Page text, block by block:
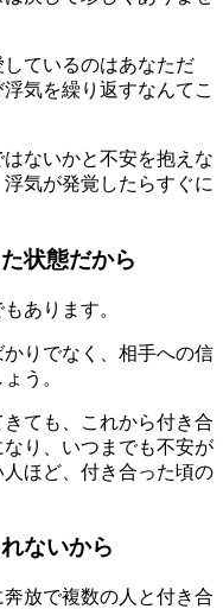
しているのはあなただ
気を繰り返すなんてこ
ないかと不安を抱えな
気が発覚したらすぐに
状態だから
あります。
りでなく、相手への信
う。
ても、これから付き合
り、いつまでも不安が
ほど、付き合った頃の
ないから
放で複数の人と付き合